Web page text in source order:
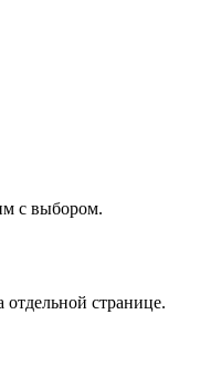
с выбором.
странице.